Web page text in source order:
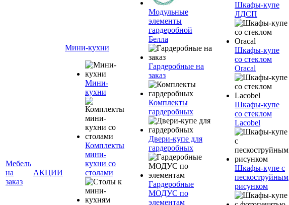
Мебель
на
заказ
АКЦИИ
Мини-кухни
Мини-
кухни
Комплекты
мини-
кухни со
столами
Модульные
элементы
гардеробной
Белла
Гардеробные на
заказ
Комплекты
гардеробных
Двери-купе для
гардеробных
Гардеробные
МОДУС по
элементам
Шкафы-купе
ЛДСП
Шкафы-купе
со стеклом
Oracal
Шкафы-купе
со стеклом
Lacobel
Шкафы-купе с
пескоструйным
рисунком